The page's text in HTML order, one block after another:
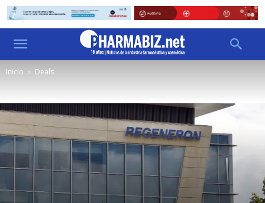
Inicio Deals